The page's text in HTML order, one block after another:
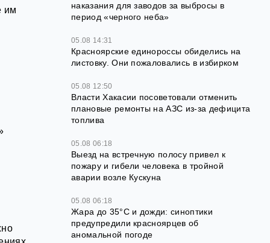
им
наказания для заводов за выбросы в
период «черного неба»
05.08 14:31
Красноярские единороссы обиделись на
листовку. Они пожаловались в избирком
05.08 12:50
Власти Хакасии посоветовали отменить
плановые ремонты на АЗС из-за дефицита
топлива
05.08 06:18
Выезд на встречную полосу привел к
пожару и гибели человека в тройной
аварии возле Кускуна
05.08 06:18
Жара до 35°C и дожди: синоптики
предупредили красноярцев об
аномальной погоде